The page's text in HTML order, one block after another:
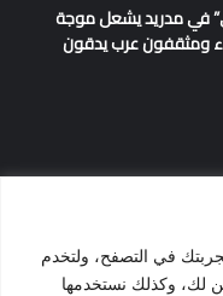
في التصفح، ولتخدم
لك، وكذلك نستخدمها
في مدريد يشعل موجة
ومثقفون عرب يدقون
الاشتراكي الإسباني